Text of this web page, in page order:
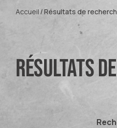
Accueil Résultats de
Résultats